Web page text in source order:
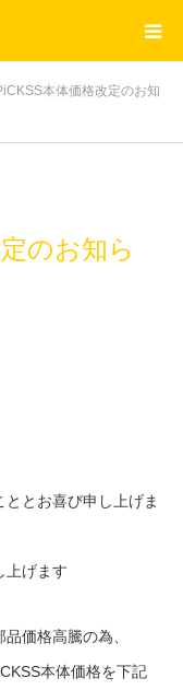
本体価格改定のお知
のお知ら
とお喜び申し上げま
上げます
価格高騰の為、
本体価格を下記